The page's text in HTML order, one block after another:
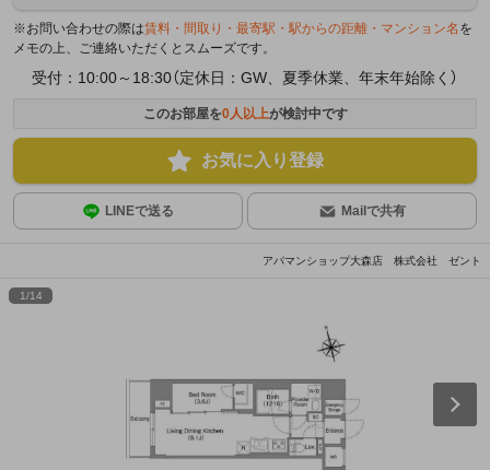
※お問い合わせの際は賃料・間取り・最寄駅・駅からの距離・マンション名 を
メモの上、ご連絡いただくとスムーズです。
受付：10:00～18:30（定休日：GW、夏季休業、年末年始除く）
このお部屋を0人以上が検討中です
お気に入り登録
LINEで送る Mailで共有
アパマンショップ大森店 株式会社 ゼント
1/14